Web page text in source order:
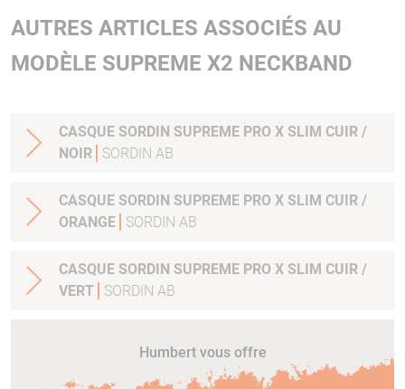
AUTRES ARTICLES ASSOCIÉS AU
MODÈLE SUPREME X2 NECKBAND
CASQUE SORDIN SUPREME PRO X SLIM CUIR /
NOIR
SORDIN AB
CASQUE SORDIN SUPREME PRO X SLIM CUIR /
ORANGE
SORDIN AB
CASQUE SORDIN SUPREME PRO X SLIM CUIR /
VERT
SORDIN AB
Humbert vous offre